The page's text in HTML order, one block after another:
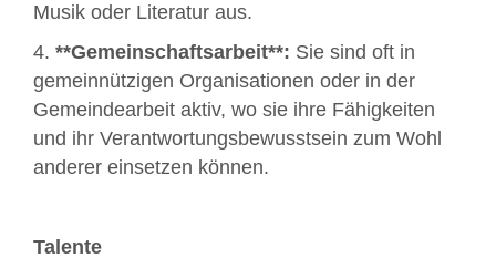
Musik oder Literatur aus.
4. **Gemeinschaftsarbeit**: Sie sind oft in
gemeinnützigen Organisationen oder in der
Gemeindearbeit aktiv, wo sie ihre Fähigkeiten
und ihr Verantwortungsbewusstsein zum Wohl
anderer einsetzen können.
Talente